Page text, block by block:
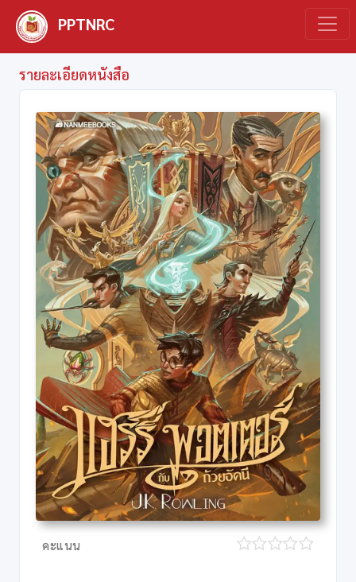
PPTNRC
รายละเอียดหนังสือ
คะแนน